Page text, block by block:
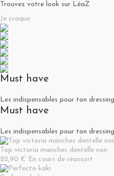
Trouvez votre look sur LéaZ
Je craque
Must have
Les indispensables pour ton dressing
Must have
Les indispensables pour ton dressing
Top victoria manches dentelle noir
22,90 € En cours de réassort